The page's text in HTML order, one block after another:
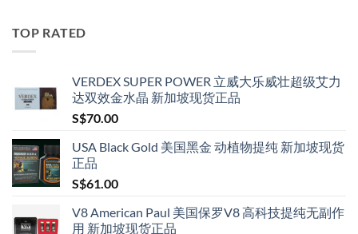
TOP RATED
VERDEX SUPER POWER 立威大乐威壮超级艾力
达双效金水晶 新加坡现货正品
S$70.00
USA Black Gold 美国黑金 动植物提纯 新加坡现货
正品
S$61.00
V8 American Paul 美国保罗V8 高科技提纯无副作
用 新加坡现货正品